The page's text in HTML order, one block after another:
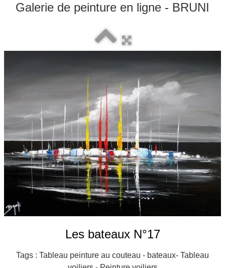
0
L'artiste
Vente
Boutique
Contact
Newsletter
BLOG
Galerie de peinture en ligne - BRUNI
Les bateaux N°17
Tags : Tableau peinture au couteau - bateaux- Tableau